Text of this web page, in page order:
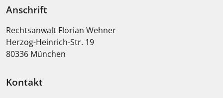
t
r
n
t
Anschrift
Rechtsanwalt Florian Wehner
Herzog-Heinrich-Str. 19
80336 München
Kontakt